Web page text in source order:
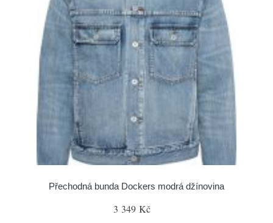
Přechodná bunda Dockers modrá džínovina
3 349 Kč